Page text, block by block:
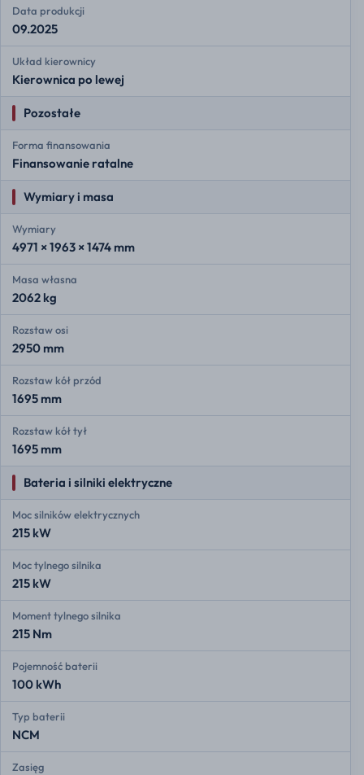
Data produkcji
09.2025
Układ kierownicy
Kierownica po lewej
Pozostałe
Forma finansowania
Finansowanie ratalne
Wymiary i masa
Wymiary
4971 × 1963 × 1474 mm
Masa własna
2062 kg
Rozstaw osi
2950 mm
Rozstaw kół przód
1695 mm
Rozstaw kół tył
1695 mm
Bateria i silniki elektryczne
Moc silników elektrycznych
215 kW
Moc tylnego silnika
215 kW
Moment tylnego silnika
215 Nm
Pojemność baterii
100 kWh
Typ baterii
NCM
Zasięg